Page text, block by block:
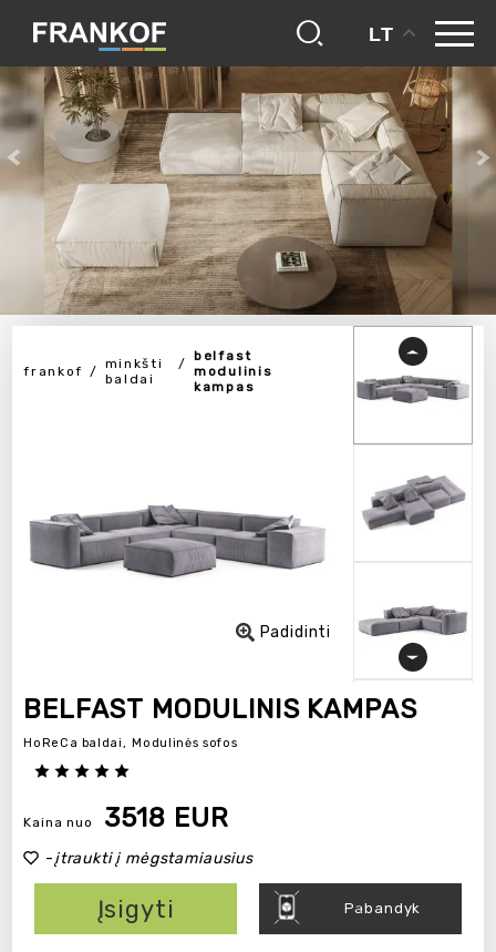
LT
frankof
minkšti
baldai
belfast
modulinis
kampas
Padidinti
BELFAST MODULINIS KAMPAS
HoReCa baldai, Modulinės sofos
Kaina nuo 3518 EUR
-įtraukti į mėgstamiausius
Įsigyti Pabandyk